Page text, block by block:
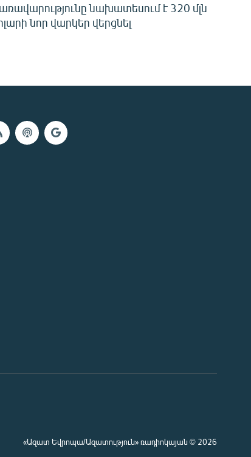
նախատեսում է 320 մլն
նոր վարկեր վերցնել
«Ազատ Եվրոպա/Ազատություն» ռադիոկայան © 2026